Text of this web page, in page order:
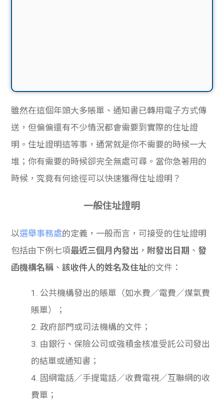
雖然在這個年頭大多賬單、通知書已轉用電子方式傳
送，但偏偏還有不少情況都會需要到實際的住址證
明。住址證明這等事，通常就是你不需要的時候一大
堆；你有需要的時候卻完全無處可尋。當你急著用的
時候，究竟有何途徑可以快速獲得住址證明？
一般住址證明
以選舉事務處的定義，一般而言，可接受的住址證明
包括由下例七項最近三個月內發出 ， 附發出日期 、發
函機構名稱 、該收件人的姓名及住址的文件：
1. 公共機構發出的賬單（如水費／電費／煤氣費
賬單）；
2. 政府部門或司法機構的文件；
3. 由銀行、保險公司或強積金核准受託公司發出
的結單或通知書；
4. 固網電話／手提電話／收費電視／互聯網的收
費單；